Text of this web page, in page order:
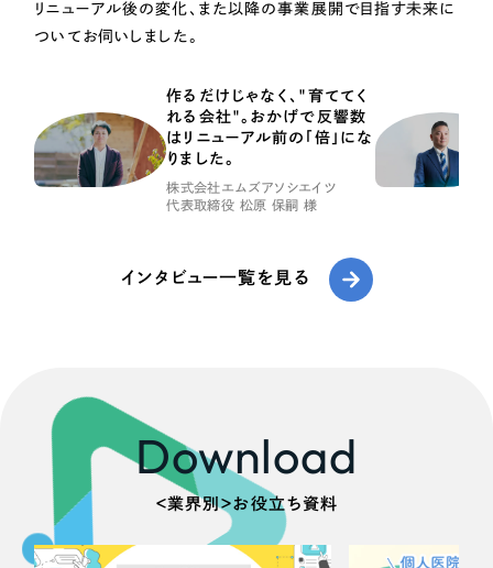
リニューアル後の変化、また以降の事業展開で目指す未来に
ついてお伺いしました。
作るだけじゃなく、"育ててく
れる会社"。おかげで反響数
はリニューアル前の「倍」にな
りました。
株式会社エムズアソシエイツ
代表取締役 松原 保嗣 様
インタビュー一覧を見る
Download
＜業界別＞お役立ち資料